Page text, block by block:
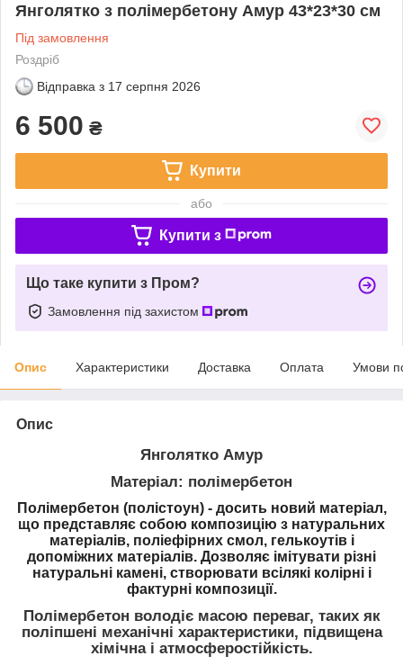
Янголятко з полімербетону Амур 43*23*30 см
Під замовлення
Роздріб
Відправка з 17 серпня 2026
6 500 ₴
Купити
або
Купити з
Що таке купити з Пром?
Замовлення під захистом
Опис Характеристики Доставка Оплата Умови
Опис
Янголятко Амур
Матеріал: полімербетон
Полімербетон (полістоун) - досить новий матеріал,
що представляє собою композицію з натуральних
матеріалів, поліефірних смол, гелькоутів і
допоміжних матеріалів. Дозволяє імітувати різні
натуральні камені, створювати всілякі колірні і
фактурні композиції.
Полімербетон володіє масою переваг, таких як
поліпшені механічні характеристики, підвищена
хімічна і атмосферостійкість.